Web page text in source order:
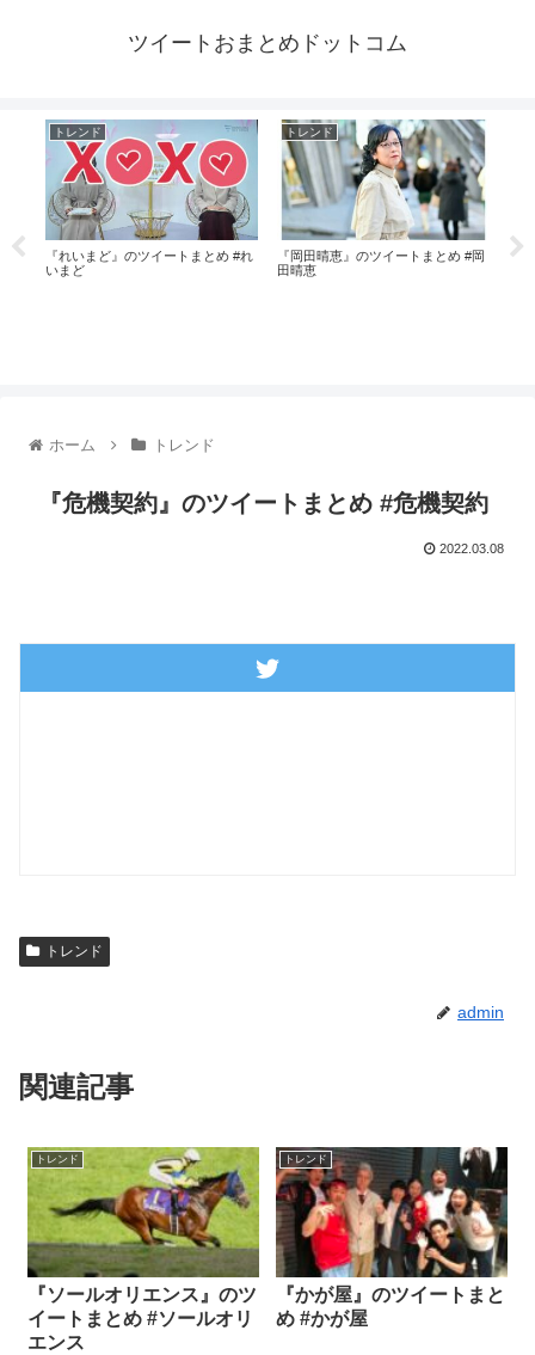
ツイートおまとめドットコム
#
トレンド
『れいまど』のツイートまとめ #れ
いまど
トレンド
『岡田晴恵』のツイートまとめ #岡
田晴恵
『
ホーム トレンド
『危機契約』のツイートまとめ #危機契約
2022.03.08
トレンド
admin
関連記事
トレンド
『ソールオリエンス』のツ
イートまとめ #ソールオリ
エンス
トレンド
『かが屋』のツイートまと
め #かが屋